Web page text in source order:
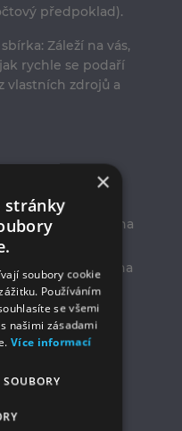
předpoklad).
Záleží na vás,
rychle se podaří
vlastních zdrojů a
cenu pozitivně
sbírky (jsme na
řízení na
za zábor
ze vstupného
cenu negativně
×
stránky
soubory cookie
Používáním
se všemi
našimi zásadami
Více informací